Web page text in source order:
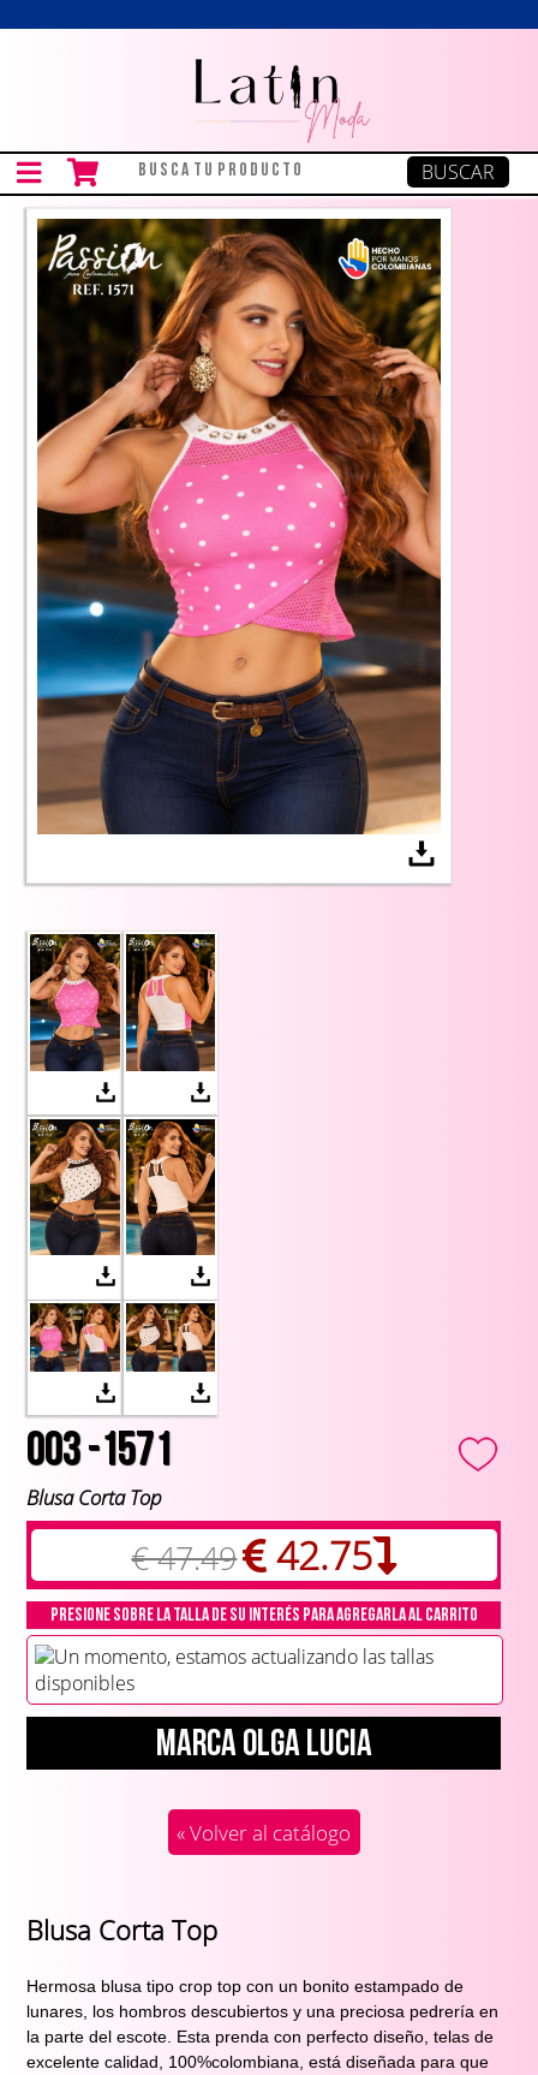
003 -1571
Blusa Corta Top
€ 47.49 42.75
Presione sobre la talla de su interés para agregarla al carrito
Un momento, estamos actualizando las tallas
disponibles
Marca Olga Lucia
« Volver al catálogo
Blusa Corta Top
Hermosa blusa tipo crop top con un bonito estampado de
lunares, los hombros descubiertos y una preciosa pedrería en
la parte del escote. Esta prenda con perfecto diseño, telas de
excelente calidad, 100%colombiana, está diseñada para que